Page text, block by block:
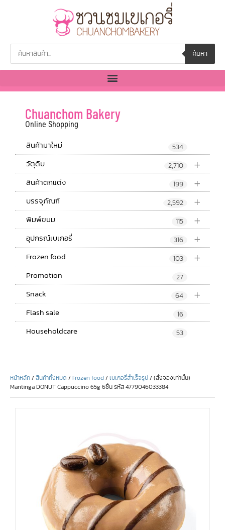
ค้นหา
Chuanchom Bakery
Online Shopping
สินค้ามาใหม่ 534
+
วัตุดิบ 2,710
+
สินค้าตกแต่ง 199
+
บรรจุภัณฑ์ 2,592
+
พิมพ์ขนม 115
+
อุปกรณ์เบเกอรี่ 316
+
Frozen food 103
Promotion 27
+
Snack 64
Flash sale 16
Householdcare 53
หน้าหลัก/สินค้าทั้งหมด /Frozen food /เบเกอรี่สำเร็จรูป/ (สั่งจองเท่านั้น)
Mantinga DONUT Cappuccino 65g 6ชิ้น รหัส 4779046033384